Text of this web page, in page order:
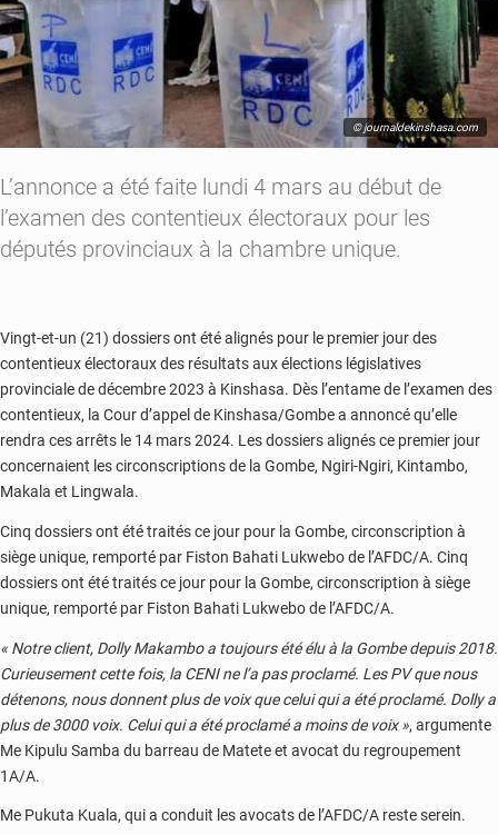
© journaldekinshasa.com
L’annonce a été faite lundi 4 mars au début de
l’examen des contentieux électoraux pour les
députés provinciaux à la chambre unique.
Vingt-et-un (21) dossiers ont été alignés pour le premier jour des
contentieux électoraux des résultats aux élections législatives
provinciale de décembre 2023 à Kinshasa. Dès l’entame de l’examen des
contentieux, la Cour d’appel de Kinshasa/Gombe a annoncé qu’elle
rendra ces arrêts le 14 mars 2024. Les dossiers alignés ce premier jour
concernaient les circonscriptions de la Gombe, Ngiri-Ngiri, Kintambo,
Makala et Lingwala.
Cinq dossiers ont été traités ce jour pour la Gombe, circonscription à
siège unique, remporté par Fiston Bahati Lukwebo de l’AFDC/A. Cinq
dossiers ont été traités ce jour pour la Gombe, circonscription à siège
unique, remporté par Fiston Bahati Lukwebo de l’AFDC/A.
« Notre client, Dolly Makambo a toujours été élu à la Gombe depuis 2018.
Curieusement cette fois, la CENI ne l’a pas proclamé. Les PV que nous
détenons, nous donnent plus de voix que celui qui a été proclamé. Dolly a
plus de 3000 voix. Celui qui a été proclamé a moins de voix », argumente
Me Kipulu Samba du barreau de Matete et avocat du regroupement
1A/A.
Me Pukuta Kuala, qui a conduit les avocats de l’AFDC/A reste serein.